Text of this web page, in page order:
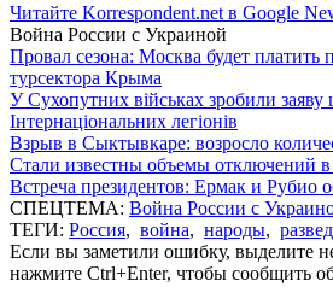
Читайте Korrespondent.net в Google
Война России с Украиной
Провал сезона: Москва будет платить
турсектора Крыма
У Сухопутних військах зробили заяву
Інтернаціональних легіонів
Взрыв в Сыктывкаре: возросло
Стали известны объемы отключений
Встреча президентов: Ермак и Рубио
СПЕЦТЕМА: Война России с
ТЕГИ: Россия, война, народы,
Если вы заметили ошибку, выделите
нажмите Ctrl+Enter, чтобы сообщить